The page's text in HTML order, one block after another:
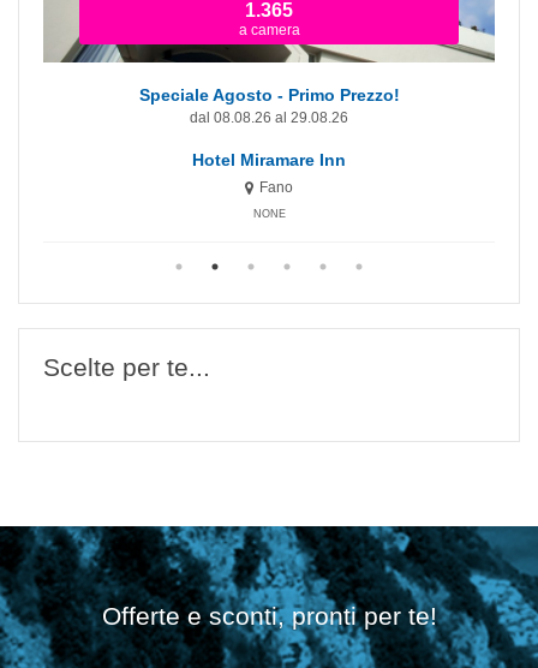
1.365
a camera
Speciale Agosto - Primo Prezzo!
dal 08.08.26 al 29.08.26
Hotel Miramare Inn
Fano
NONE
Scelte per te...
Offerte e sconti, pronti per te!